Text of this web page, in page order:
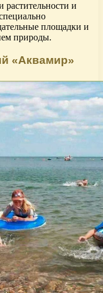
и
площадки и
природы.
«Аквамир»